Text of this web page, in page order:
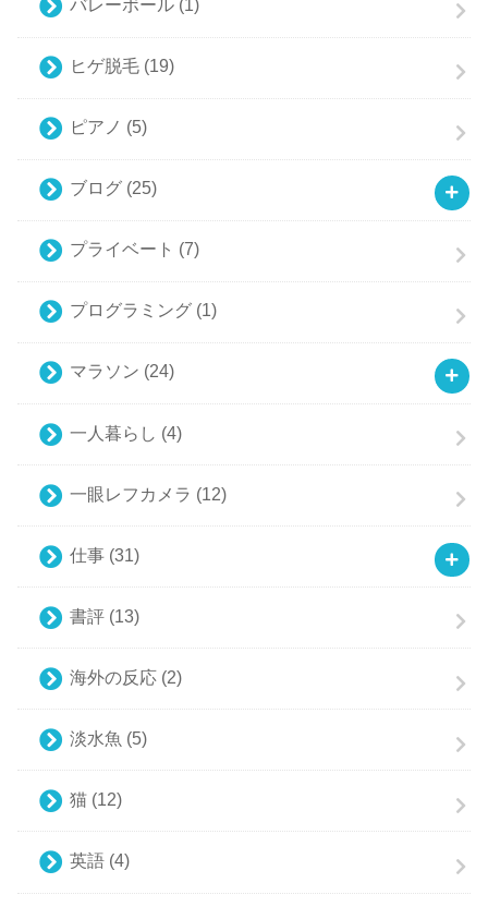
バレーボール (1)
ヒゲ脱毛 (19)
ピアノ (5)
ブログ (25)
プライベート (7)
プログラミング (1)
マラソン (24)
一人暮らし (4)
一眼レフカメラ (12)
仕事 (31)
書評 (13)
海外の反応 (2)
淡水魚 (5)
猫 (12)
英語 (4)